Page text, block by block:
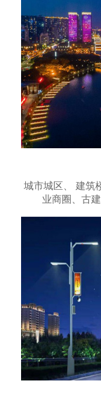
城市城区、 建筑
业商圈、古